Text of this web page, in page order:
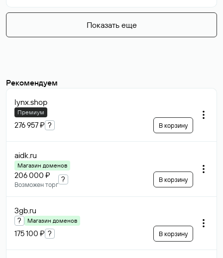
Показать еще
Рекомендуем
lynx.shop
Премиум
276 957 ₽ ? В корзину
aidk.ru
Магазин доменов
206 000 ₽
Возможен торг
? В корзину
3gb.ru
? Магазин доменов
175 100 ₽ ? В корзину